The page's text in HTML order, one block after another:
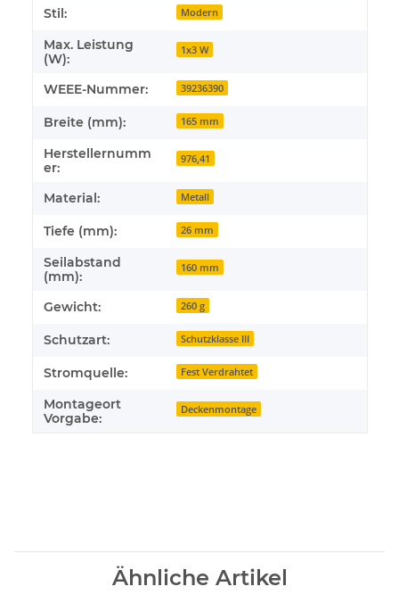
Stil: Modern
Max. Leistung
(W):
1x3 W
WEEE-Nummer: 39236390
Breite (mm): 165 mm
Herstellernumm
er:
976,41
Material: Metall
Tiefe (mm): 26 mm
Seilabstand
(mm):
160 mm
Gewicht: 260 g
Schutzart: Schutzklasse III
Stromquelle: Fest Verdrahtet
Montageort
Vorgabe:
Deckenmontage
Ähnliche Artikel